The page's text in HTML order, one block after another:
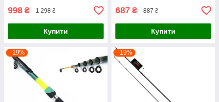
998 ₴ 1 298 ₴
Купити
687 ₴ 887 ₴
Купити
–19% –19%